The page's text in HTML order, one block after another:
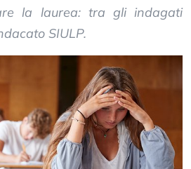
la laurea: tra gli indagati
SIULP.